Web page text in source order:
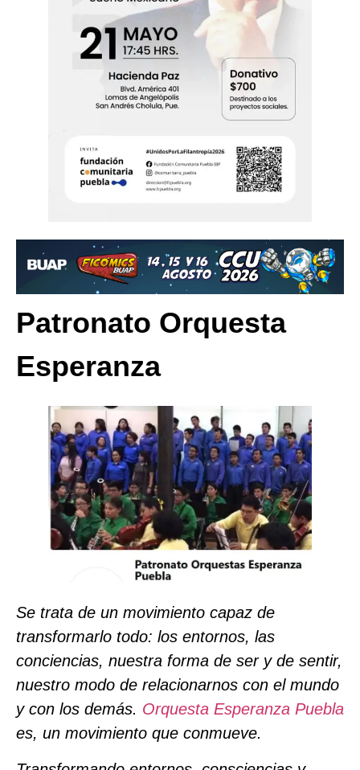
Patronato Orquesta
Esperanza
Se trata de un movimiento capaz de
transformarlo todo: los entornos, las
conciencias, nuestra forma de ser y de sentir,
nuestro modo de relacionarnos con el mundo
y con los demás. Orquesta Esperanza Puebla
es, un movimiento que conmueve.